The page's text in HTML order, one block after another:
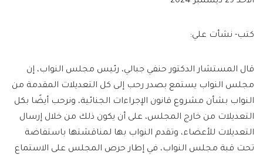
كتب- نشأت علي:
قال المستشار الدكتور حنفي جبالي، رئيس مجلس النواب، إن
مجلس النواب يستمع بصدر رحب إلى كل التعديلات المقدمة من
النواب بشأن مشروع قانون الإجراءات الجنائية، ونرحب أيضًا بكل
التعديلات من خارج المجلس، على أن يكون ذلك من خلال إرسال
التعديلات للأعضاء، وتقدم النواب بها لمناقشتها باستفاضة
تحت قبة مجلس النواب، في إطار حرص المجلس على الاستماع